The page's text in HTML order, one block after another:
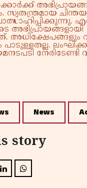
സ്വതന്ത്രമായ
അഭിപ്രായങ്ങളായി
പാടുള്ളതല്ല.
നേരിടേണ്ടി
News
story